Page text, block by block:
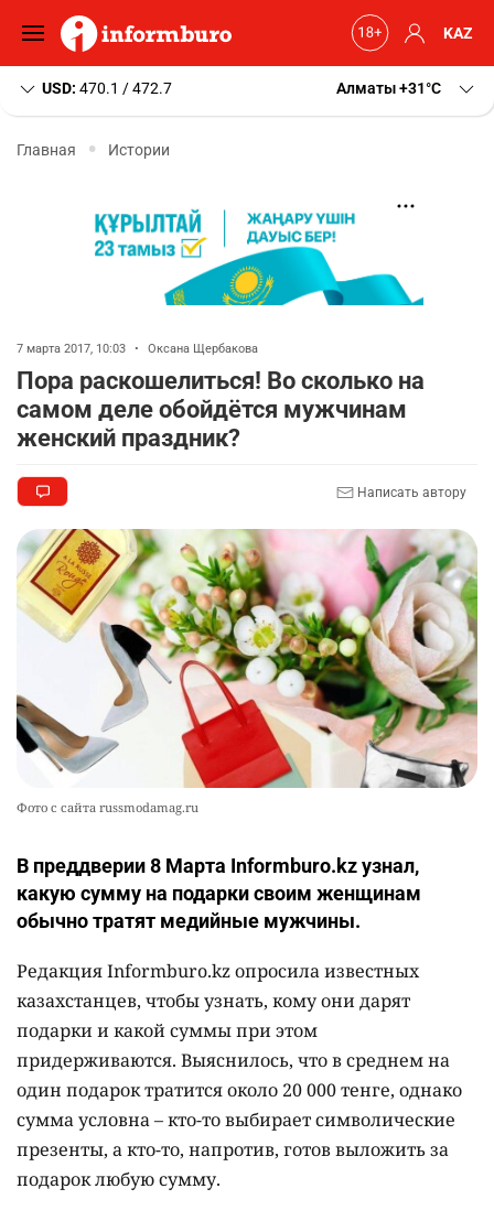
KAZ
USD: 470.1 / 472.7 Алматы+31 C
Главная Истории
7 марта 2017, 10:03 • Оксана Щербакова
Пора раскошелиться! Во сколько на
самом деле обойдётся мужчинам
женский праздник?
Написать автору
Фото с сайта russmodamag.ru
В преддверии 8 Марта Informburo.kz узнал,
какую сумму на подарки своим женщинам
обычно тратят медийные мужчины.
Редакция Informburo.kz опросила известных
казахстанцев, чтобы узнать, кому они дарят
подарки и какой суммы при этом
придерживаются. Выяснилось, что в среднем на
один подарок тратится около 20 000 тенге, однако
сумма условна – кто-то выбирает символические
презенты, а кто-то, напротив, готов выложить за
подарок любую сумму.